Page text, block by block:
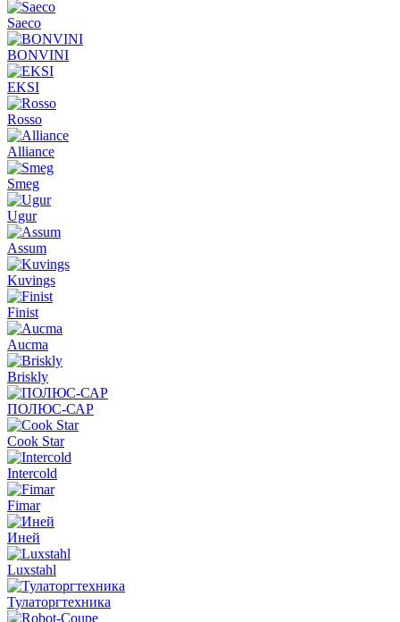
Saeco
BONVINI
EKSI
Rosso
Alliance
Smeg
Ugur
Assum
Kuvings
Finist
Aucma
Briskly
ПОЛЮС-САР
Cook Star
Intercold
Fimar
Иней
Luxstahl
Тулаторгтехника